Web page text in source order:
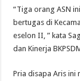
“Tiga orang ASN
bertugas di
eselon II, ” kata
dan Kinerja
Pria disapa Aris ini